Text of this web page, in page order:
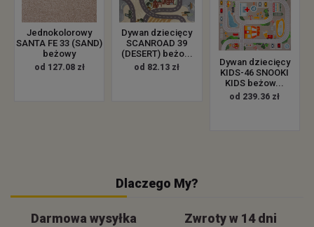
Jednokolorowy
SANTA FE 33 (SAND)
beżowy
od 127.08 zł
Dywan dziecięcy
SCANROAD 39
(DESERT) beżo...
od 82.13 zł
Dywan dziecięcy
KIDS-46 SNOOKI
KIDS beżow...
od 239.36 zł
Dlaczego My?
Darmowa wysyłka Zwroty w 14 dni